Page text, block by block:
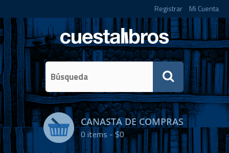
Registrar Mi Cuenta
CANASTA DE COMPRAS
0items -$0